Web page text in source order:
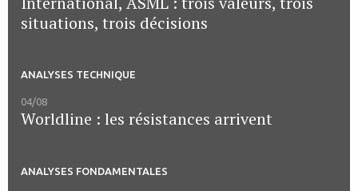
situations, trois décisions
ANALYSES TECHNIQUE
04/08
Worldline : les résistances arrivent
ANALYSES FONDAMENTALES